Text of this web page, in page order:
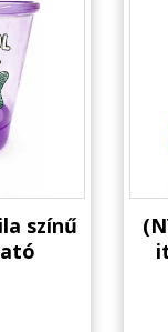
színű
-
Party